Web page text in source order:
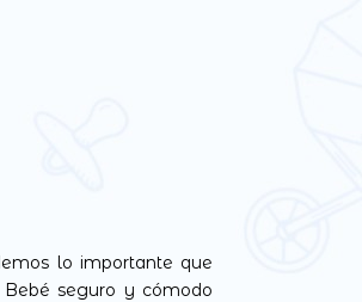
lo importante que
seguro y cómodo